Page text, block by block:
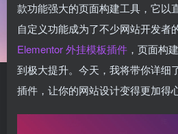
款功能强大的页面构建工具，它以
自定义功能成为了不少网站开发者
Elementor 外挂模板插件 ，页面构
到极大提升。今天，我将带你详细
插件，让你的网站设计变得更加得